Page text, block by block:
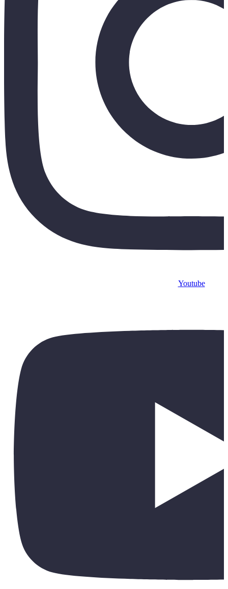
Youtube